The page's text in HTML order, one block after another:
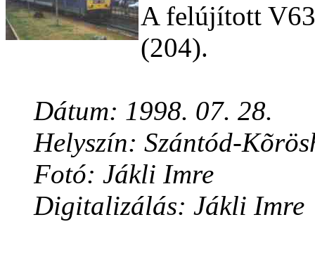
A felújított
(204).
Dátum: 1998. 07. 28.
Helyszín: Szántód-
Fotó: Jákli Imre
Digitalizálás: Jákli Imre